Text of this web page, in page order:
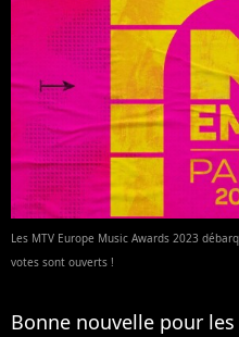
Les MTV Europe Music Awards 2023
votes sont ouverts !
Bonne nouvelle pour